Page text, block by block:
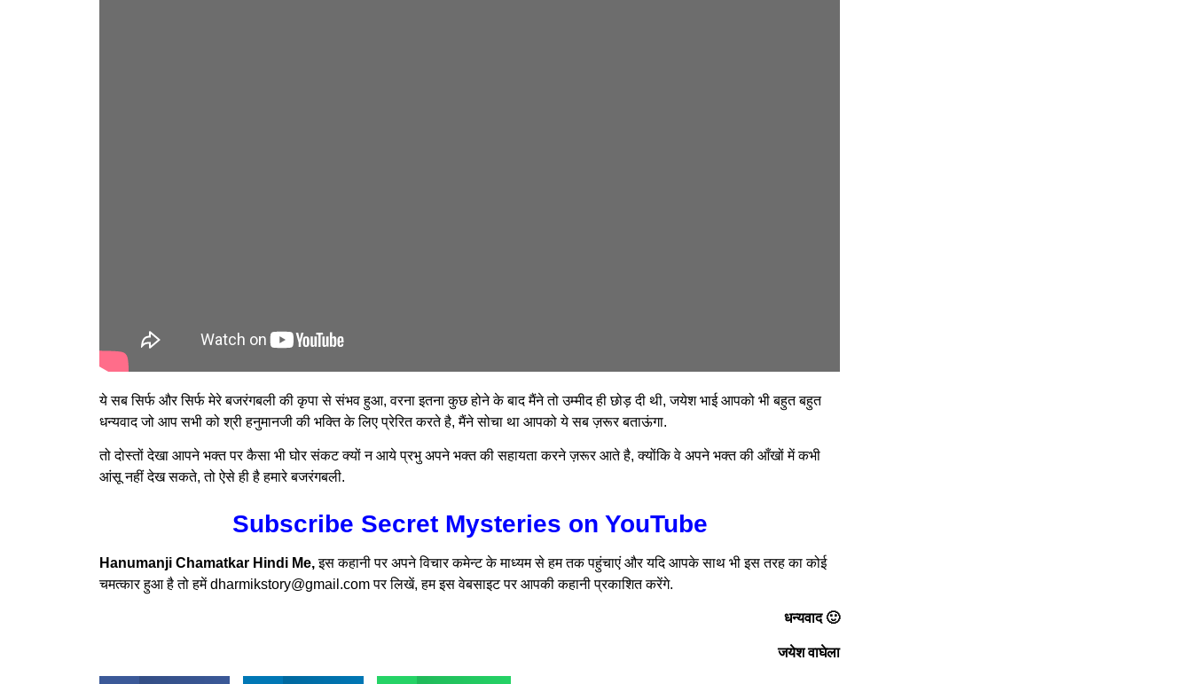
ये सब सिर्फ और सिर्फ मेरे बजरंगबली की कृपा से संभव हुआ, वरना इतना कुछ होने के बाद मैंने तो उम्मीद ही छोड़ दी थी, जयेश भाई आपको भी बहुत बहुत
धन्यवाद जो आप सभी को श्री हनुमानजी की भक्ति के लिए प्रेरित करते है, मैंने सोचा था आपको ये सब ज़रूर बताऊंगा.
तो दोस्तों देखा आपने भक्त पर कैसा भी घोर संकट क्यों न आये प्रभु अपने भक्त की सहायता करने ज़रूर आते है, क्योंकि वे अपने भक्त की आँखों में कभी
आंसू नहीं देख सकते, तो ऐसे ही है हमारे बजरंगबली.
Subscribe Secret Mysteries on YouTube
Hanumanji Chamatkar Hindi Me,इस कहानी पर अपने विचार कमेन्ट के माध्यम से हम तक पहुंचाएं और यदि आपके साथ भी इस तरह का कोई
चमत्कार हुआ है तो हमें dharmikstory@gmail.com पर लिखें, हम इस वेबसाइट पर आपकी कहानी प्रकाशित करेंगे.
धन्यवाद 🙂
जयेश वाघेला